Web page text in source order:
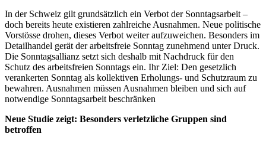
In der Schweiz gilt grundsätzlich ein Verbot der Sonntagsarbeit –
doch bereits heute existieren zahlreiche Ausnahmen. Neue politische
Vorstösse drohen, dieses Verbot weiter aufzuweichen. Besonders im
Detailhandel gerät der arbeitsfreie Sonntag zunehmend unter Druck.
Die Sonntagsallianz setzt sich deshalb mit Nachdruck für den
Schutz des arbeitsfreien Sonntags ein. Ihr Ziel: Den gesetzlich
verankerten Sonntag als kollektiven Erholungs- und Schutzraum zu
bewahren. Ausnahmen müssen Ausnahmen bleiben und sich auf
notwendige Sonntagsarbeit beschränken
Neue Studie zeigt: Besonders verletzliche Gruppen sind
betroffen